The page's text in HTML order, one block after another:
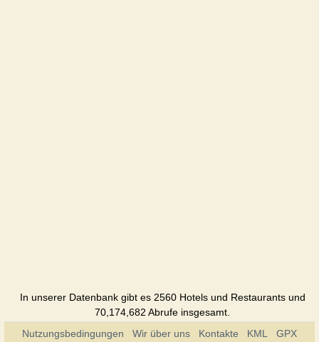
In unserer Datenbank gibt es 2560 Hotels und Restaurants und
70,174,682 Abrufe insgesamt.
Nutzungsbedingungen
Wir über uns Kontakte KML GPX